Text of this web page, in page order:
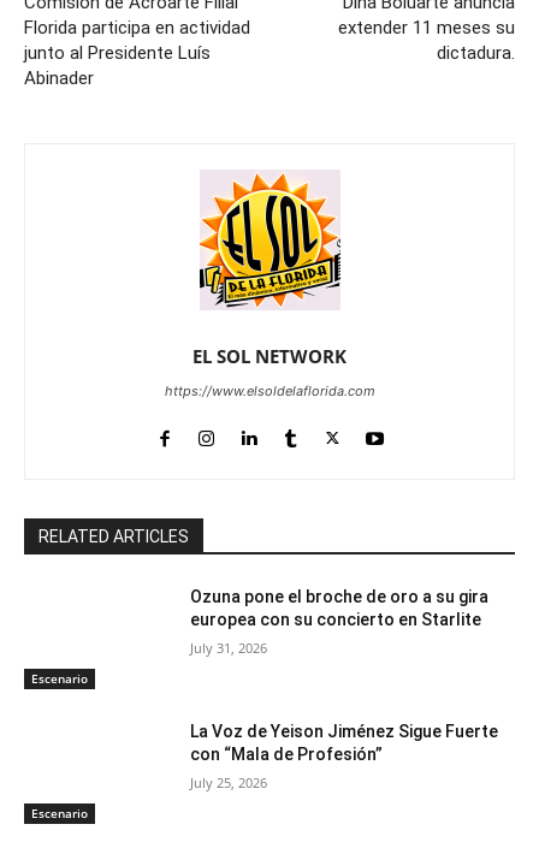
Florida participa en actividad
junto al Presidente Luís
Abinader
extender 11 meses su
dictadura.
EL SOL NETWORK
https://www.elsoldelaflorida.com
RELATED ARTICLES
Escenario
Ozuna pone el broche de oro a su gira
europea con su concierto en Starlite
July 31, 2026
Escenario
La Voz de Yeison Jiménez Sigue Fuerte
con “Mala de Profesión”
July 25, 2026